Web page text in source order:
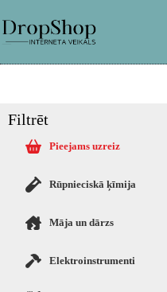
Filtrēt
Pieejams uzreiz
Rūpnieciskā ķīmija
Māja un dārzs
Elektroinstrumenti